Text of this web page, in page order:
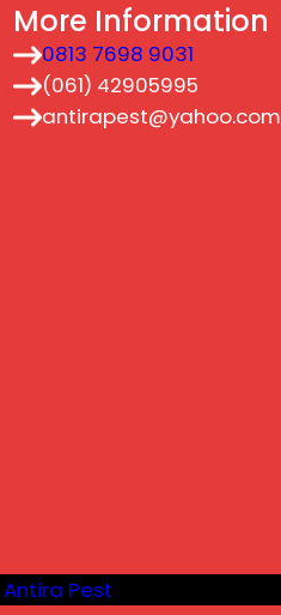
More Information
0813 7698 9031
(061) 42905995
antirapest@yahoo.com
Antira Pest